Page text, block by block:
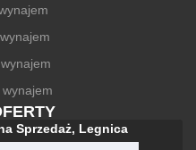
Sprzedaż, Legnica